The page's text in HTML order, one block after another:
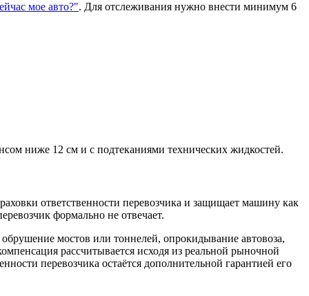
мое авто?". Для отслеживания нужно внести минимум 6
ниже 12 см и с подтеканиями технических жидкостей.
ответственности перевозчика и защищает машину как
формально не отвечает.​
мостов или тоннелей, опрокидывание автовоза,
рассчитывается исходя из реальной рыночной
перевозчика остаётся дополнительной гарантией его